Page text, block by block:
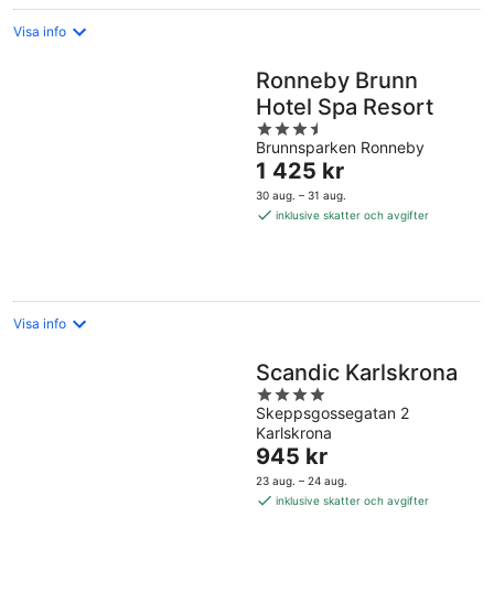
Visa info
Ronneby Brunn
Hotel Spa Resort
3.5
out
of
5
Brunnsparken Ronneby
Priset
är
1 425 kr
1 425 kr
30 aug. – 31 aug.
inklusive skatter och avgifter
Visa info
Scandic Karlskrona
4
out
of
5
Skeppsgossegatan 2
Karlskrona
Priset
är
945 kr
945 kr
23 aug. – 24 aug.
inklusive skatter och avgifter